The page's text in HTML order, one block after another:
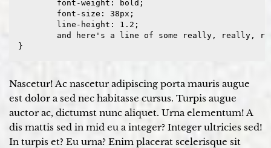
}
Nascetur! Ac nascetur adipiscing porta mauris augue
est dolor a sed nec habitasse cursus. Turpis augue
auctor ac, dictumst nunc aliquet. Urna elementum! A
dis mattis sed in mid eu a integer? Integer ultricies sed!
In turpis et? Eu urna? Enim placerat scelerisque sit